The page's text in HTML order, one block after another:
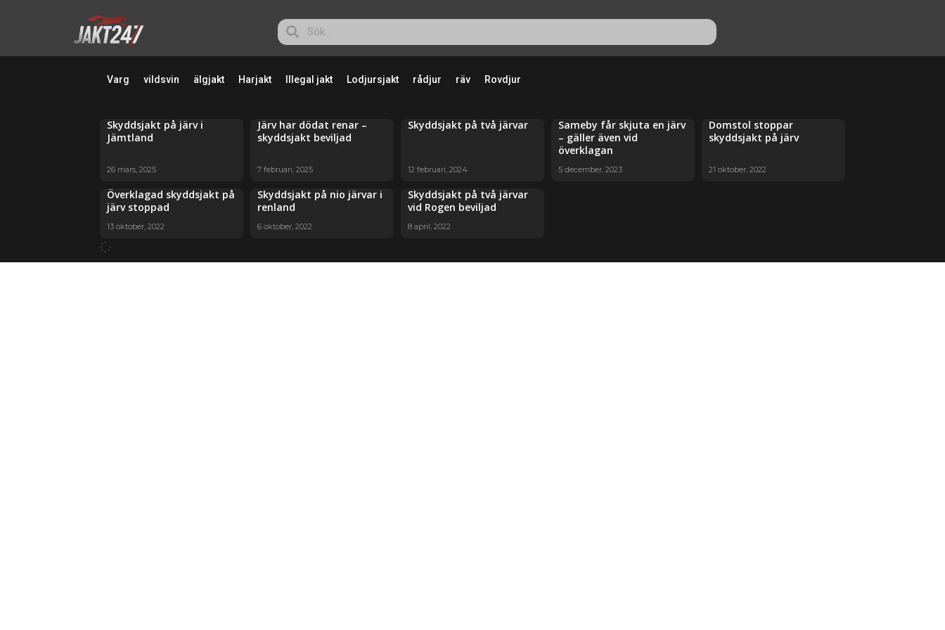
Varg vildsvin älgjakt Harjakt Illegal jakt Lodjursjakt rådjur räv Rovdjur
Skyddsjakt på järv i
Jämtland
26 mars, 2025
Järv har dödat renar –
skyddsjakt beviljad
7 februari, 2025
Skyddsjakt på två järvar
12 februari, 2024
Sameby får skjuta en järv
– gäller även vid
överklagan
5 december, 2023
Domstol stoppar
skyddsjakt på järv
21 oktober, 2022
Överklagad skyddsjakt på
järv stoppad
13 oktober, 2022
Skyddsjakt på nio järvar i
renland
6 oktober, 2022
Skyddsjakt på två järvar
vid Rogen beviljad
8 april, 2022